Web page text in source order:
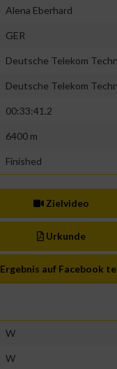
Alena Eberhard
GER
Deutsche Telekom
Deutsche Telekom
00:33:41.2
6400 m
Finished
Zielvideo
Urkunde
Ergebnis auf Facebook
W
W